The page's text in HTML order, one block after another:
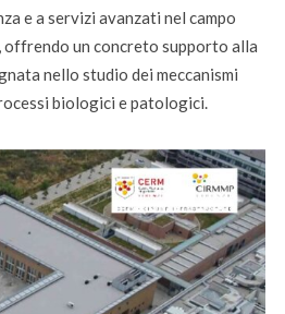
e a servizi avanzati nel campo
un concreto supporto alla
nello studio dei meccanismi
biologici e patologici.